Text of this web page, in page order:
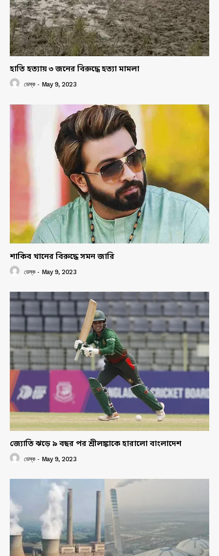
হাতি হত্যায় ৩ জনের বিরুদ্ধে হত্যা মামলা
ডেস্ক - May 9, 2023
শাকিব খানের বিরুদ্ধে সমন জারি
ডেস্ক - May 9, 2023
জ্যোতি ঝড়ে ৯ বছর পর শ্রীলঙ্কাকে হারালো বাংলাদেশ
ডেস্ক - May 9, 2023